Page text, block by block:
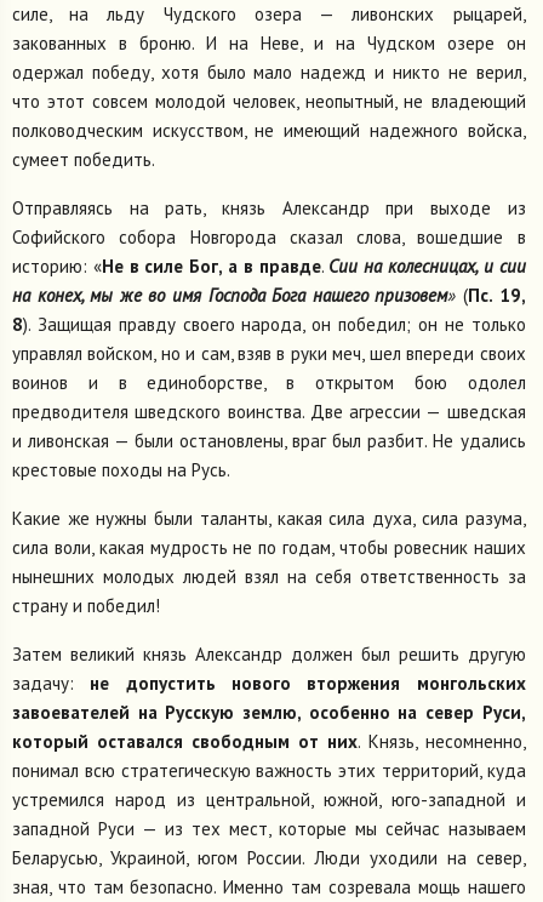
силе, на льду Чудского озера — ливонских рыцарей,
закованных в броню. И на Неве, и на Чудском озере он
одержал победу, хотя было мало надежд и никто не верил,
что этот совсем молодой человек, неопытный, не владеющий
полководческим искусством, не имеющий надежного войска,
сумеет победить.
Отправляясь на рать, князь Александр при выходе из
Софийского собора Новгорода сказал слова, вошедшие в
историю: «Не в силе Бог, а в правде. Сии на колесницах, и сии
на конех, мы же во имя Господа Бога нашего призовем» (Пс. 19,
8). Защищая правду своего народа, он победил; он не только
управлял войском, но и сам, взяв в руки меч, шел впереди своих
воинов и в единоборстве, в открытом бою одолел
предводителя шведского воинства. Две агрессии — шведская
и ливонская — были остановлены, враг был разбит. Не удались
крестовые походы на Русь.
Какие же нужны были таланты, какая сила духа, сила разума,
сила воли, какая мудрость не по годам, чтобы ровесник наших
нынешних молодых людей взял на себя ответственность за
страну и победил!
Затем великий князь Александр должен был решить другую
задачу: не допустить нового вторжения монгольских
завоевателей на Русскую землю, особенно на север Руси,
который оставался свободным от них. Князь, несомненно,
понимал всю стратегическую важность этих территорий, куда
устремился народ из центральной, южной, юго-западной и
западной Руси — из тех мест, которые мы сейчас называем
Беларусью, Украиной, югом России. Люди уходили на север,
зная, что там безопасно. Именно там созревала мощь нашего